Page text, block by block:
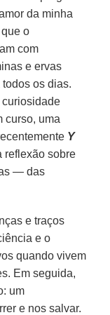
da minha
o
com
e ervas
os dias.
curiosidade
curso, uma
Y
reflexão sobre
— das
e traços
e o
quando vivem
Em seguida,
um
e nos salvar.